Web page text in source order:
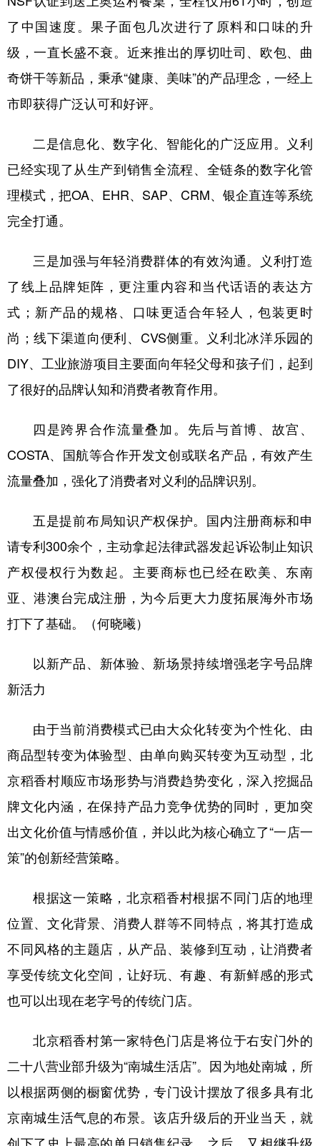
了中国速度。果子面包几次进行了原料和口味的升
级，一直长盛不衰。近来推出的厚切吐司、欧包、曲
奇饼干等新品，秉承“健康、美味”的产品理念，一经上
市即获得广泛认可和好评。
二是信息化、数字化、智能化的广泛应用。义利
已经实现了从生产到销售全流程、全链条的数字化管
理模式，把OA、EHR、SAP、CRM、银企直连等系统
完全打通。
三是加强与年轻消费群体的有效沟通。义利打造
了线上品牌矩阵，更注重内容和当代话语的表达方
式；新产品的规格、口味更适合年轻人，包装更时
尚；线下渠道向便利、CVS侧重。义利北冰洋乐园的
DIY、工业旅游项目主要面向年轻父母和孩子们，起到
了很好的品牌认知和消费者教育作用。
四是跨界合作流量叠加。先后与首博、故宫、
COSTA、国航等合作开发文创或联名产品，有效产生
流量叠加，强化了消费者对义利的品牌识别。
五是提前布局知识产权保护。国内注册商标和申
请专利300余个，主动拿起法律武器发起诉讼制止知识
产权侵权行为数起。主要商标也已经在欧美、东南
亚、港澳台完成注册，为今后更大力度拓展海外市场
打下了基础。（何晓曦）
以新产品、新体验、新场景持续增强老字号品牌
新活力
由于当前消费模式已由大众化转变为个性化、由
商品型转变为体验型、由单向购买转变为互动型，北
京稻香村顺应市场形势与消费趋势变化，深入挖掘品
牌文化内涵，在保持产品力竞争优势的同时，更加突
出文化价值与情感价值，并以此为核心确立了“一店一
策”的创新经营策略。
根据这一策略，北京稻香村根据不同门店的地理
位置、文化背景、消费人群等不同特点，将其打造成
不同风格的主题店，从产品、装修到互动，让消费者
享受传统文化空间，让好玩、有趣、有新鲜感的形式
也可以出现在老字号的传统门店。
北京稻香村第一家特色门店是将位于右安门外的
二十八营业部升级为“南城生活店”。因为地处南城，所
以根据两侧的橱窗优势，专门设计摆放了很多具有北
京南城生活气息的布景。该店升级后的开业当天，就
创下了史上最高的单日销售纪录。之后，又相继升级